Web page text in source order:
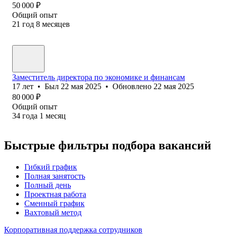
50 000 ₽
Общий опыт
21 год 8 месяцев
Заместитель директора по экономике и финансам
17 лет • Был 22 мая 2025 • Обновлено 22 мая 2025
80 000 ₽
Общий опыт
34 года 1 месяц
Быстрые фильтры подбора вакансий
Гибкий график
Полная занятость
Полный день
Проектная работа
Сменный график
Вахтовый метод
Корпоративная поддержка сотрудников